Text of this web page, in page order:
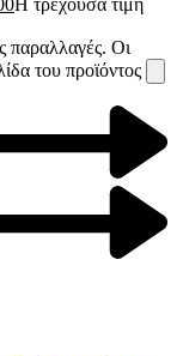
Η τρέχουσα τιμή
παραλλαγές. Οι
του προϊόντος